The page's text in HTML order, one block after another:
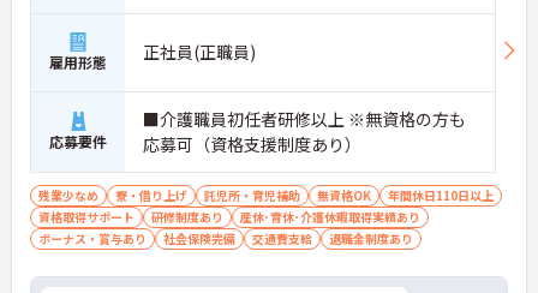
雇用形態 正社員(正職員)
応募要件
■介護職員初任者研修以上 ※無資格の方も
応募可（資格支援制度あり）
残業少なめ 寮・借り上げ 託児所・育児補助 無資格OK
年間休日110日以上
資格取得サポート
研修制度あり
産休･育休･介護休暇取得実績あり
ボーナス・賞与あり
社会保険完備 交通費支給 退職金制度あり